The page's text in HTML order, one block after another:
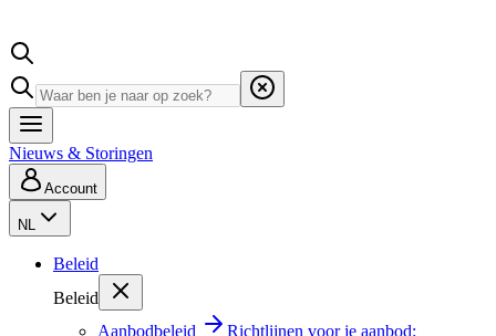
Nieuws & Storingen
Account
NL
Beleid
Beleid
Aanbodbeleid
Richtlijnen voor je aanbod: